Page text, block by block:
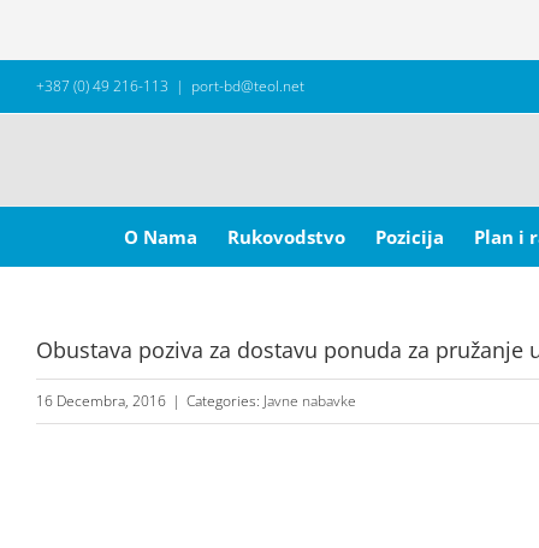
+387 (0) 49 216-113 | port-bd@teol.net
for:
O Nama
Rukovodstvo Pozicija Plan i
Obustava poziva za dostavu ponuda za
16 Decembra, 2016 | Categories: Javne nabavke